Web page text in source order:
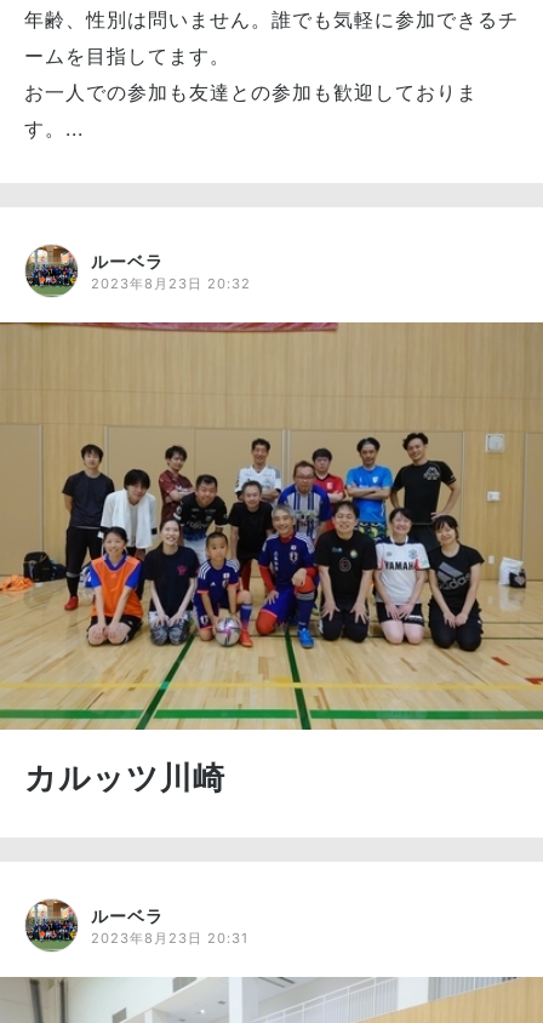
年齢、性別は問いません。誰でも気軽に参加できるチ
ームを目指してます。
お一人での参加も友達との参加も歓迎しておりま
す。...
ルーベラ
2023年8月23日 20:32
カルッツ川崎
ルーベラ
2023年8月23日 20:31